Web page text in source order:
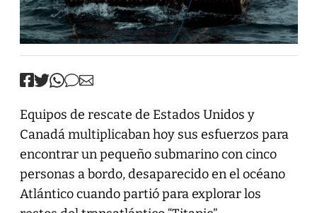
Equipos de rescate de Estados Unidos y
Canadá multiplicaban hoy sus esfuerzos para
encontrar un pequeño submarino con cinco
personas a bordo, desaparecido en el océano
Atlántico cuando partió para explorar los